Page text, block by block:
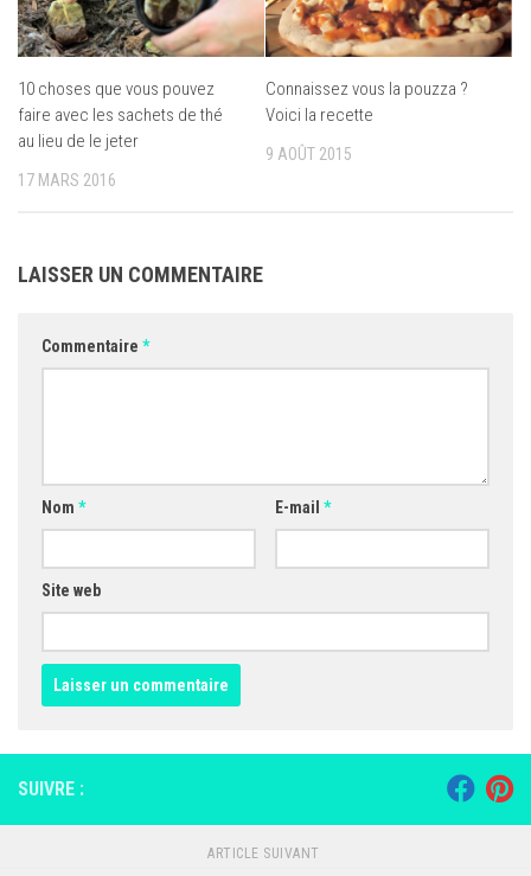
10 choses que vous pouvez
faire avec les sachets de thé
au lieu de le jeter
17 MARS 2016
Connaissez vous la pouzza ?
Voici la recette
9 AOÛT 2015
LAISSER UN COMMENTAIRE
Commentaire *
Nom * E-mail *
Site web
SUIVRE :
ARTICLE SUIVANT